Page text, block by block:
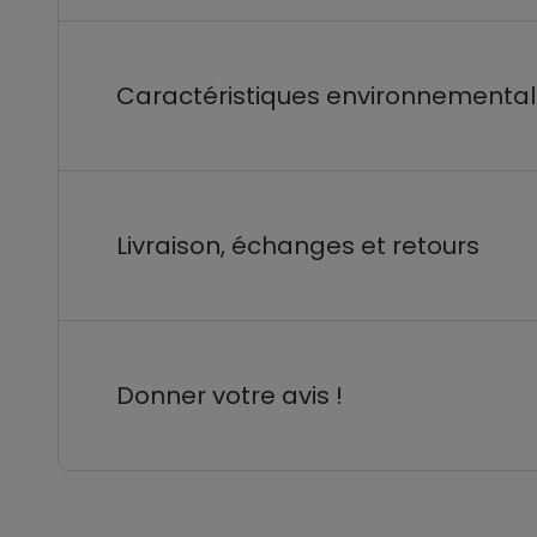
Caractéristiques
Livraison, échanges et retours
Donner votre avis !